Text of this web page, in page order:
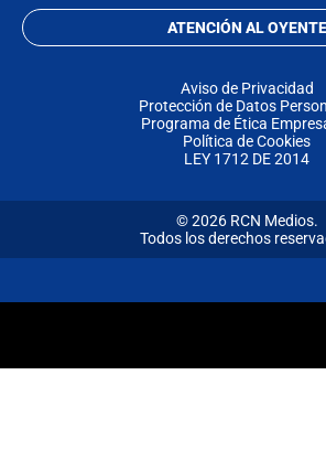
ATENCIÓN AL OYENTE
Aviso de Privacidad
Protección de Datos
Programa de Ética
Política de Cookies
LEY 1712 DE 2014
© 2026 RCN Medios.
Todos los derechos